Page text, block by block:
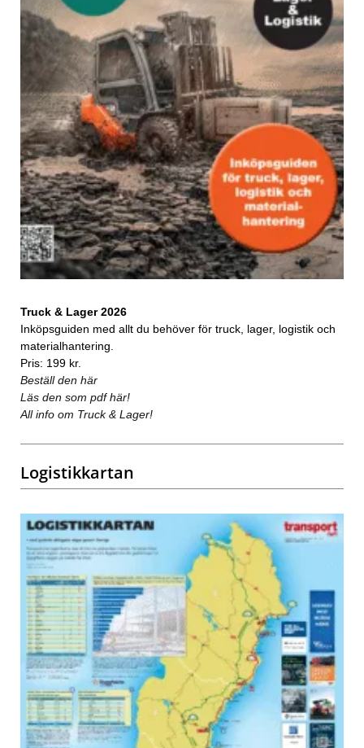
Truck & Lager 2026
Inköpsguiden med allt du behöver för truck, lager, logistik och
materialhantering.
Pris: 199 kr.
Beställ den här
Läs den som pdf här!
All info om Truck & Lager!
Logistikkartan